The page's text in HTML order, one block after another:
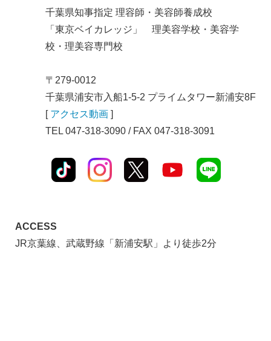
千葉県知事指定 理容師・美容師養成校
「東京ベイカレッジ」 理美容学校・美容学
校・理美容専門校
〒279-0012
千葉県浦安市入船1-5-2 プライムタワー新浦安8F
[ アクセス動画 ]
TEL 047-318-3090 / FAX 047-318-3091
ACCESS
JR京葉線、武蔵野線「新浦安駅」より徒歩2分